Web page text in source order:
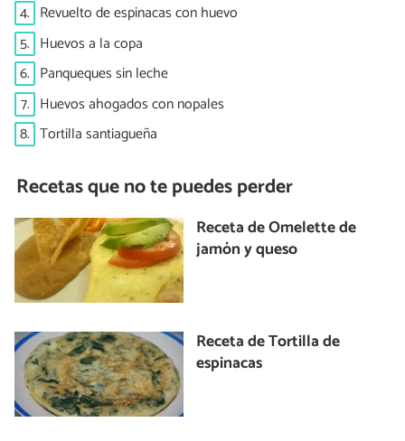
4. Revuelto de espinacas con huevo
5. Huevos a la copa
6. Panqueques sin leche
7. Huevos ahogados con nopales
8. Tortilla santiagueña
Recetas que no te puedes perder
Receta de Omelette de
jamón y queso
Receta de Tortilla de
espinacas